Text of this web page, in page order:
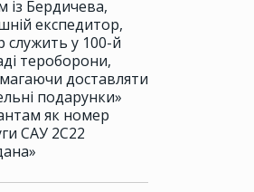
із Бердичева,
експедитор,
служить у 100-й
тероборони,
доставляти
подарунки»
як номер
САУ 2С22